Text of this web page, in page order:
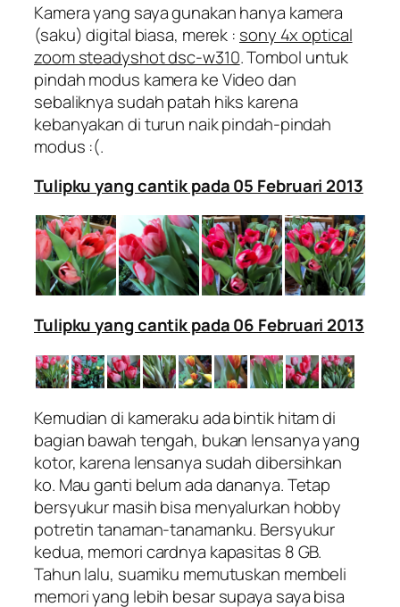
Kamera yang saya gunakan hanya kamera
(saku) digital biasa, merek : sony 4x optical
zoom steadyshot dsc-w310. Tombol untuk
pindah modus kamera ke Video dan
sebaliknya sudah patah hiks karena
kebanyakan di turun naik pindah-pindah
modus :(.
Tulipku yang cantik pada 05 Februari 2013
Tulipku yang cantik pada 06 Februari 2013
Kemudian di kameraku ada bintik hitam di
bagian bawah tengah, bukan lensanya yang
kotor, karena lensanya sudah dibersihkan
ko. Mau ganti belum ada dananya. Tetap
bersyukur masih bisa menyalurkan hobby
potretin tanaman-tanamanku. Bersyukur
kedua, memori cardnya kapasitas 8 GB.
Tahun lalu, suamiku memutuskan membeli
memori yang lebih besar supaya saya bisa